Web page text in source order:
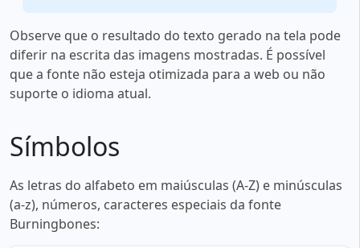
Observe que o resultado do texto gerado na tela pode
diferir na escrita das imagens mostradas. É possível
que a fonte não esteja otimizada para a web ou não
suporte o idioma atual.
Símbolos
As letras do alfabeto em maiúsculas (A-Z) e minúsculas
(a-z), números, caracteres especiais da fonte
Burningbones: